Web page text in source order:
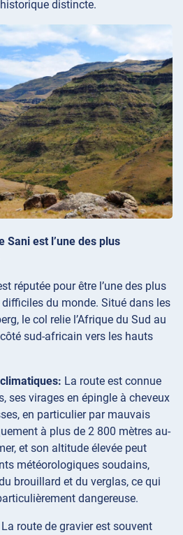
distincte.
Sani est l’une des plus
réputée pour être l’une des plus
du monde. Situé dans les
le col relie l’Afrique du Sud au
sud-africain vers les hauts
La route est connue
ses virages en épingle à cheveux
en particulier par mauvais
à plus de 2 800 mètres au-
et son altitude élevée peut
météorologiques soudains,
brouillard et du verglas, ce qui
dangereuse.
La route de gravier est souvent